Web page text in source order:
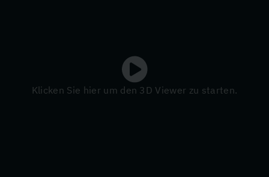
Klicken Sie hier um den 3D Viewer zu starten.